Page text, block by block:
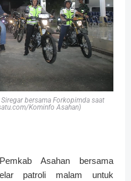
bersama Forkopimda saat
Kominfo Asahan)
Asahan bersama
patroli malam untuk